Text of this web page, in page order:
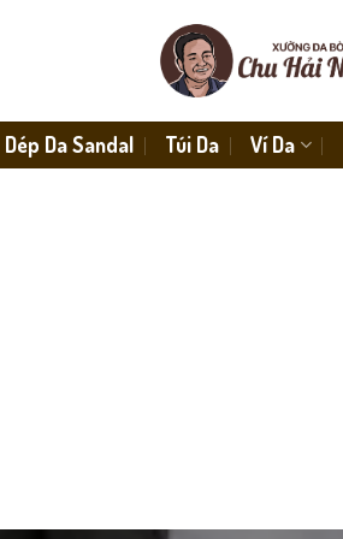
Dép Da Sandal Túi Da Ví Da